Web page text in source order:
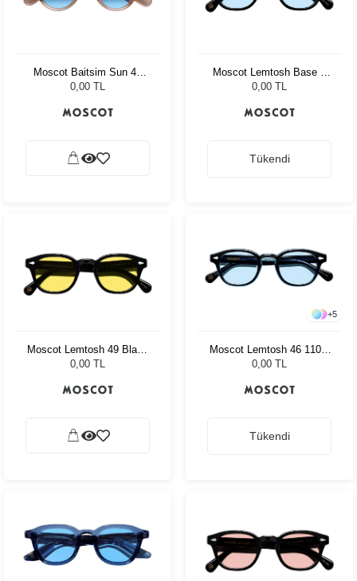
Moscot Baitsim Sun 48
Vintage Rose Den Bl
0,00 TL
Moscot Lemtosh Base 2
Sun 49 Black Bel Air Blue
0,00 TL
Tükendi
Moscot Lemtosh 49 Black
Mellow Yellow
0,00 TL
+5
Moscot Lemtosh 46 110 Ii
Blue Bel Air Blue
0,00 TL
Tükendi